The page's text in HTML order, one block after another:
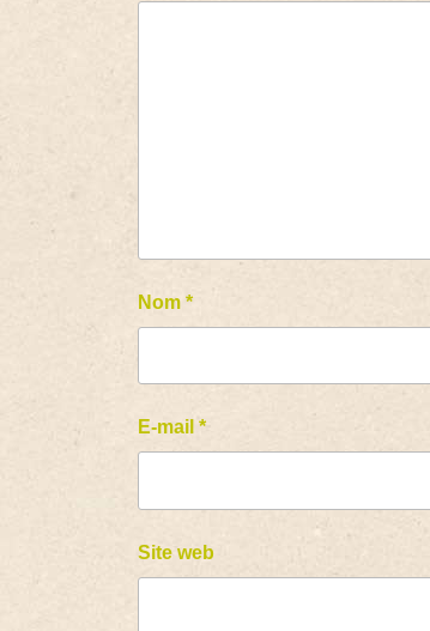
Nom*
E-mail*
Site web